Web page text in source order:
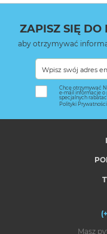
ZAPISZ SIĘ DO
aby otrzymywać
Chcę otrzymywać
e-mail informacje o
specjalnych
Polityki
Masz